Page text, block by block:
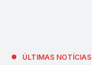
ÚLTIMAS NOTÍCIAS